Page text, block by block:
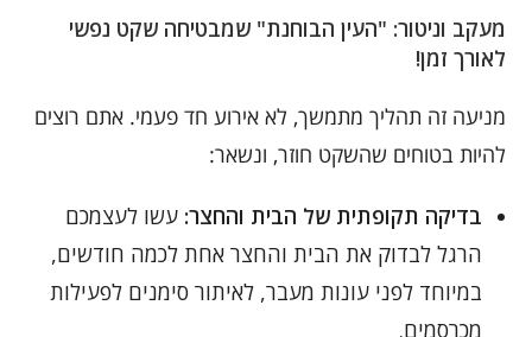
מעקב וניטור: "העין הבוחנת" שמבטיחה שקט נפשי
לאורך זמן!
מניעה זה תהליך מתמשך, לא אירוע חד פעמי. אתם רוצים
להיות בטוחים שהשקט חוזר, ונשאר:
בדיקה תקופתית של הבית והחצר: עשו לעצמכם
הרגל לבדוק את הבית והחצר אחת לכמה חודשים,
במיוחד לפני עונות מעבר, לאיתור סימנים לפעילות
מכרסמים.